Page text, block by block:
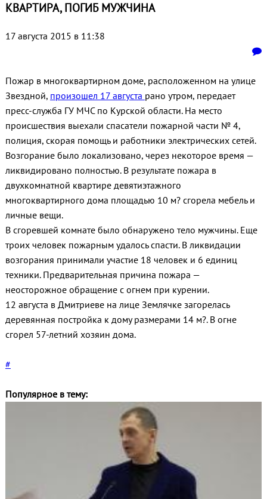
КВАРТИРА, ПОГИБ МУЖЧИНА
17 августа 2015 в 11:38
Пожар в многоквартирном доме, расположенном на улице
Звездной, произошел 17 августа рано утром, передает
пресс-служба ГУ МЧС по Курской области. На место
происшествия выехали спасатели пожарной части № 4,
полиция, скорая помощь и работники электрических сетей.
Возгорание было локализовано, через некоторое время —
ликвидировано полностью. В результате пожара в
двухкомнатной квартире девятиэтажного
многоквартирного дома площадью 10 м? сгорела мебель и
личные вещи.
В сгоревшей комнате было обнаружено тело мужчины. Еще
троих человек пожарным удалось спасти. В ликвидации
возгорания принимали участие 18 человек и 6 единиц
техники. Предварительная причина пожара —
неосторожное обращение с огнем при курении.
12 августа в Дмитриеве на лице Землячке загорелась
деревянная постройка к дому размерами 14 м?. В огне
сгорел 57-летний хозяин дома.
#
Популярное в тему: